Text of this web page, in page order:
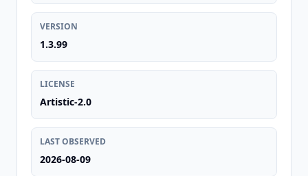
VERSION
1.3.99
LICENSE
Artistic-2.0
LAST OBSERVED
2026-08-09